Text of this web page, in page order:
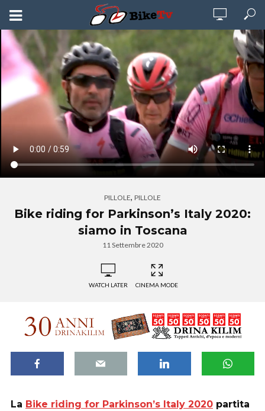
PILLOLE, PILLOLE
Bike riding for Parkinson’s Italy 2020:
siamo in Toscana
11 Settembre 2020
WATCH LATER CINEMA MODE
La Bike riding for Parkinson’s Italy 2020 partita